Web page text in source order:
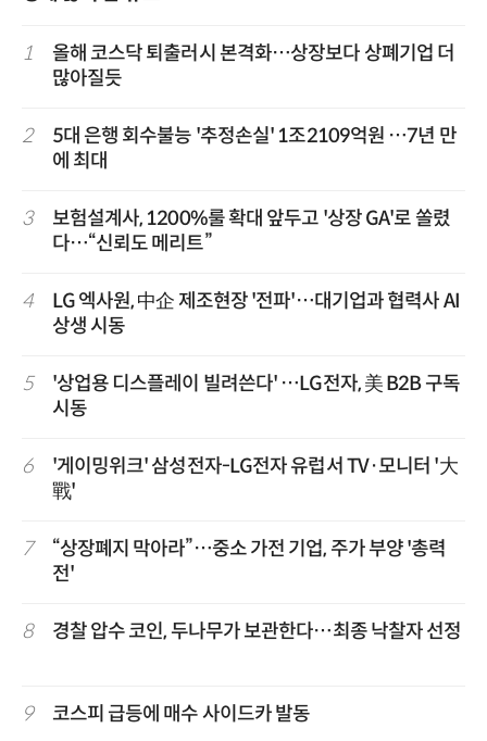
1
올해 코스닥 퇴출러시 본격화…상장보다 상폐기업 더
많아질듯
2
5대 은행 회수불능 '추정손실' 1조2109억원 …7년 만
에 최대
3
보험설계사, 1200%룰 확대 앞두고 '상장 GA'로 쏠렸
다…“신뢰도 메리트”
4
LG 엑사원, 中企 제조현장 '전파'…대기업과 협력사 AI
상생 시동
5
'상업용 디스플레이 빌려쓴다' …LG전자, 美 B2B 구독
시동
6
'게이밍위크' 삼성전자-LG전자 유럽서 TV·모니터 '大
戰'
7
“상장폐지 막아라”…중소 가전 기업, 주가 부양 '총력
전'
8 경찰 압수 코인, 두나무가 보관한다…최종 낙찰자 선정
9 코스피 급등에 매수 사이드카 발동